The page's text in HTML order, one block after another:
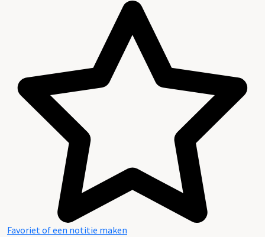
Favoriet of een notitie maken